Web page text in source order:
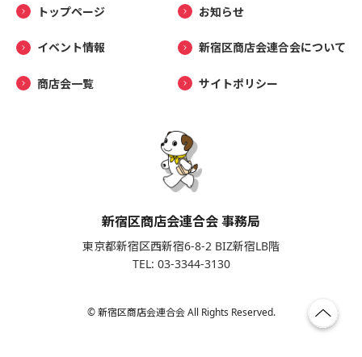
トップページ お知らせ
イベント情報 新宿区商店会連合会について
商店会一覧 サイトポリシー
新宿区商店会連合会 事務局
東京都新宿区西新宿6-8-2 BIZ新宿LB階
TEL: 03-3344-3130
© 新宿区商店会連合会 All Rights Reserved.